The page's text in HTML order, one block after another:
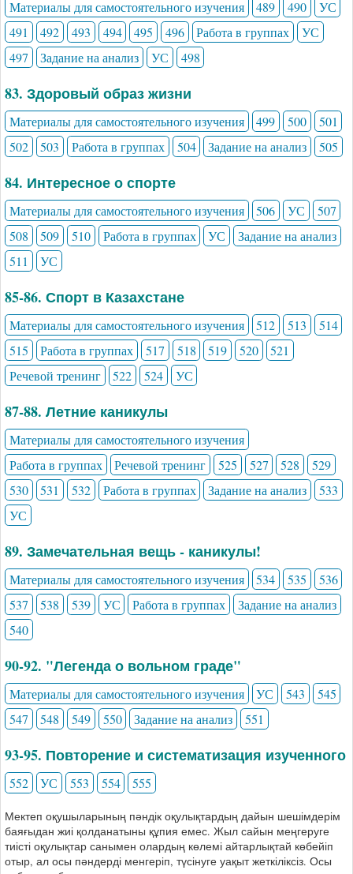
Материалы для самостоятельного изучения 489 490
УС
491
492 493 494 495 496 Работа в группах
УС
497
Задание на анализ УС 498
83. Здоровый образ жизни
Материалы для самостоятельного изучения 499 500
501
502
503 Работа в группах 504 Задание на анализ 505
84. Интересное о спорте
Материалы для самостоятельного изучения 506 УС
507
508
509 510 Работа в группах УС
Задание на анализ
511
УС
85-86. Спорт в Казахстане
Материалы для самостоятельного изучения 512 513
514
515
Работа в группах 517 518 519 520
521
Речевой тренинг
522 524 УС
87-88. Летние каникулы
Материалы для самостоятельного изучения
Работа в группах
Речевой тренинг 525 527 528
529
530
531 532 Работа в группах Задание на анализ
533
УС
89. Замечательная вещь - каникулы!
Материалы для самостоятельного изучения 534 535
536
537
538 539 УС Работа в группах
Задание на анализ
540
90-92. "Легенда о вольном граде"
Материалы для самостоятельного изучения УС 543
545
547
548 549 550 Задание на анализ 551
93-95. Повторение и систематизация изученного
552 УС 553 554 555
Мектеп оқушыларының пәндік оқулықтардың дайын шешімдерім
баяғыдан жиі қолданатыны құпия емес. Жыл сайын меңгеруге
тиісті оқулықтар санымен олардың көлемі айтарлықтай көбейіп
отыр, ал осы пәндерді менгеріп, түсінуге уақыт жеткіліксіз. Осы